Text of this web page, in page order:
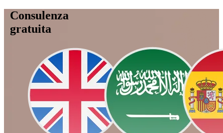
Consulenza
gratuita